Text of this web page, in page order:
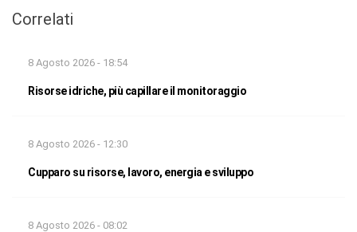
Correlati
8 Agosto 2026 - 18:54
Risorse idriche, più capillare il monitoraggio
8 Agosto 2026 - 12:30
Cupparo su risorse, lavoro, energia e sviluppo
8 Agosto 2026 - 08:02